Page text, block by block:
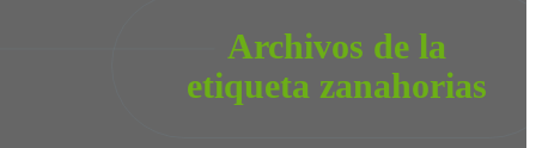
Archivos de la
etiqueta zanahorias